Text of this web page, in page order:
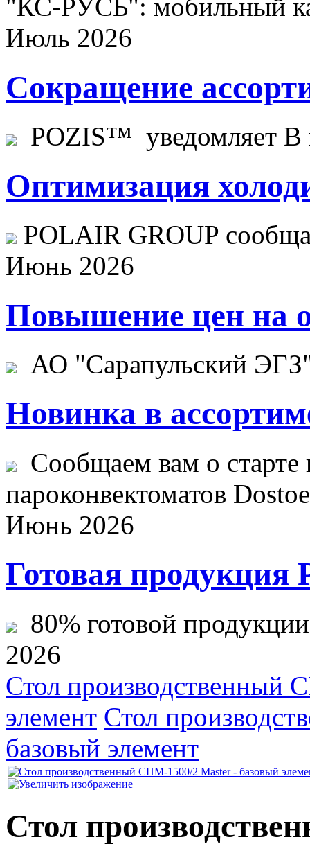
"КС-РУСЬ": мобильный
Июль 2026
Сокращение
POZIS™ уведомляет В
Оптимизация
POLAIR GROUP
Июнь 2026
Повышение цен на
АО "Сарапульский
Новинка в
Сообщаем вам о старте
пароконвектоматов
Июнь 2026
Готовая продукция
80% готовой
2026
Стол производственный
элемент Стол
базовый элемент
Стол